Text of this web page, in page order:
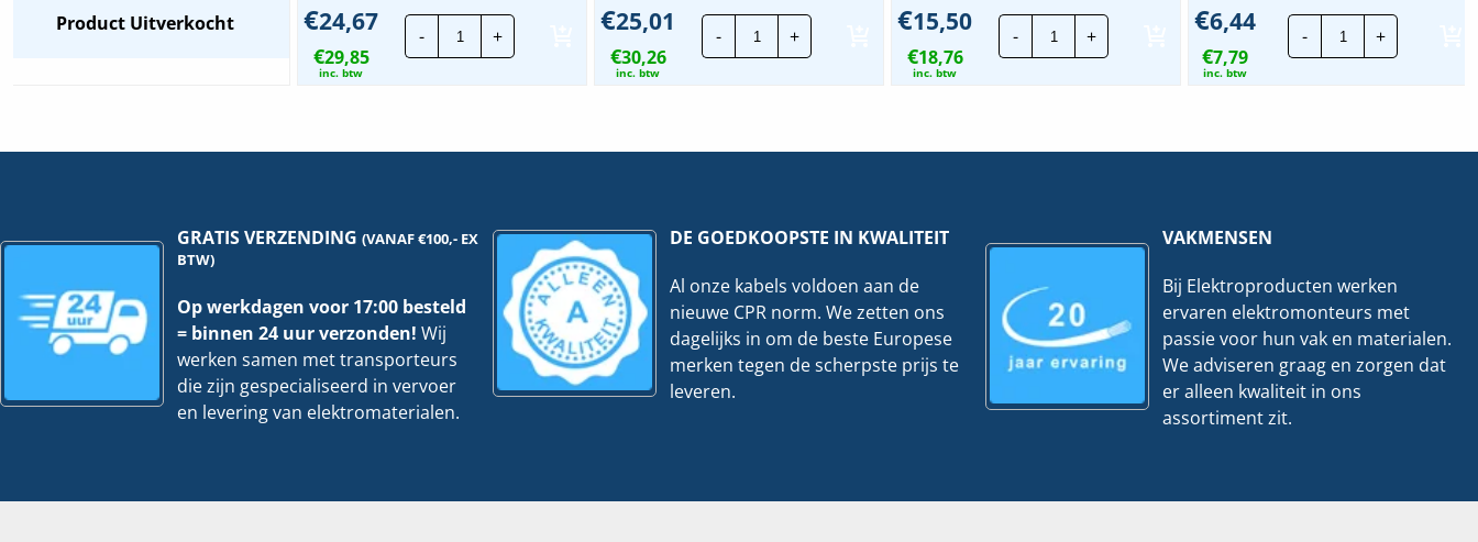
Product Uitverkocht €24,67
€29,85
inc. btw
-
Wago
Gelbox
6mm²
stuks
hoeveelheid
+ €25,01
€30,26
inc. btw
-
Wago
Verbindingsklem
2-
+ €15,50
€18,76
inc. btw
-
Klauke
Ongeïsoleerde
adereindhuls
+ €6,44
€7,79
inc. btw
-
Ongeïsoleerde
adereindhuls
16mm²
+
GRATIS VERZENDING(VANAF €100,- EX
BTW)
Op werkdagen voor 17:00 besteld
= binnen 24 uur verzonden! Wij
werken samen met transporteurs
die zijn gespecialiseerd in vervoer
en levering van elektromaterialen.
DE GOEDKOOPSTE IN KWALITEIT
Al onze kabels voldoen aan de
nieuwe CPR norm. We zetten ons
dagelijks in om de beste Europese
merken tegen de scherpste prijs te
leveren.
VAKMENSEN
Bij Elektroproducten werken
ervaren elektromonteurs met
passie voor hun vak en materialen.
We adviseren graag en zorgen dat
er alleen kwaliteit in ons
assortiment zit.